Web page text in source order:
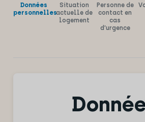
Données
personnelles
Situation
actuelle de
logement
Personne de
contact en
cas
d’urgence